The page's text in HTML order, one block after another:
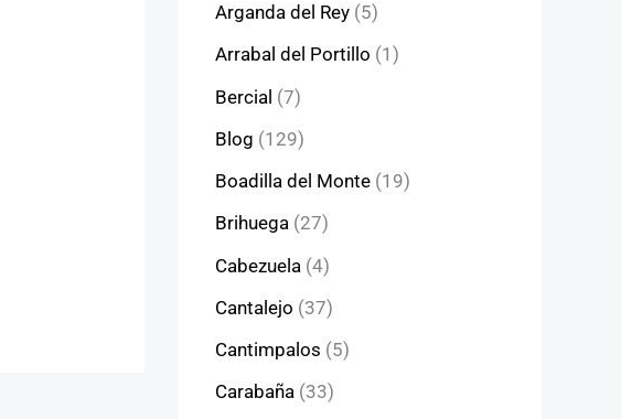
Arganda del Rey (5)
Arrabal del Portillo (1)
Bercial (7)
Blog (129)
Boadilla del Monte (19)
Brihuega (27)
Cabezuela (4)
Cantalejo (37)
Cantimpalos (5)
Carabaña (33)